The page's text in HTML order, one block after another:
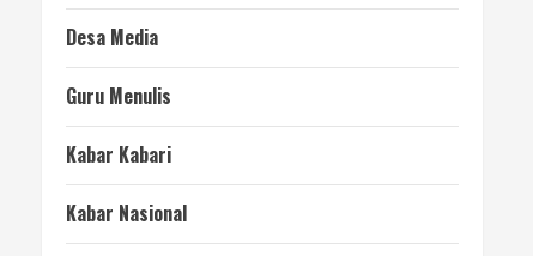
Desa Media
Guru Menulis
Kabar Kabari
Kabar Nasional